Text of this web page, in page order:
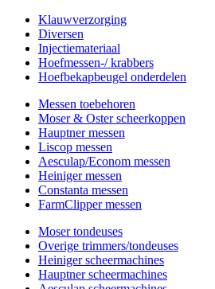
Klauwverzorging
Diversen
Injectiemateriaal
Hoefmessen-/ krabbers
Hoefbekapbeugel onderdelen
Messen toebehoren
Moser & Oster scheerkoppen
Hauptner messen
Liscop messen
Aesculap/Econom messen
Heiniger messen
Constanta messen
FarmClipper messen
Moser tondeuses
Overige trimmers/tondeuses
Heiniger scheermachines
Hauptner scheermachines